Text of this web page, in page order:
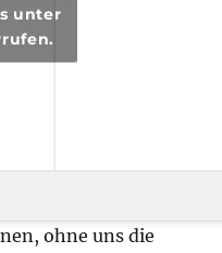
unter
ohne uns die